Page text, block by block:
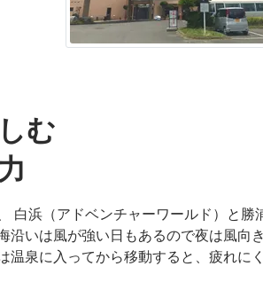
む
白浜（アドベンチャーワールド）と勝
沿いは風が強い日もあるので夜は風向
温泉に入ってから移動すると、疲れに